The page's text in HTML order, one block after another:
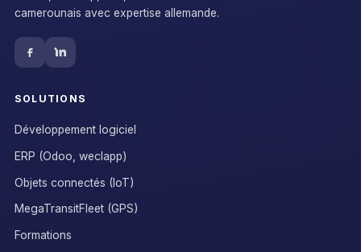
camerounais avec expertise allemande.
SOLUTIONS
Développement logiciel
ERP (Odoo, weclapp)
Objets connectés (IoT)
MegaTransitFleet (GPS)
Formations